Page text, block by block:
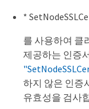
*
를 사용하여 클
제공하는 인증
하지 않은 인증
유효성을 검사